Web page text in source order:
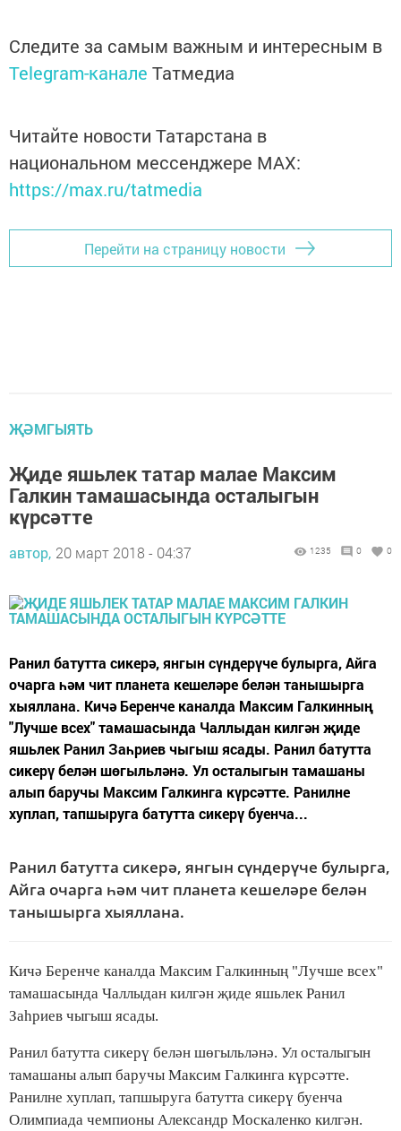
Следите за самым важным и интересным в
Telegram-канале Татмедиа
Читайте новости Татарстана в
национальном мессенджере MАХ:
https://max.ru/tatmedia
Перейти на страницу новости
ҖӘМГЫЯТЬ
Җиде яшьлек татар малае Максим
Галкин тамашасында осталыгын
күрсәтте
автор, 20 март 2018 - 04:37 1235 0 0
Ранил батутта сикерә, янгын сүндерүче булырга, Айга
очарга һәм чит планета кешеләре белән танышырга
хыяллана. Кичә Беренче каналда Максим Галкинның
"Лучше всех" тамашасында Чаллыдан килгән җиде
яшьлек Ранил Заһриев чыгыш ясады. Ранил батутта
сикерү белән шөгыльләнә. Ул осталыгын тамашаны
алып баручы Максим Галкинга күрсәтте. Ранилне
хуплап, тапшыруга батутта сикерү буенча...
Ранил батутта сикерә, янгын сүндерүче булырга,
Айга очарга һәм чит планета кешеләре белән
танышырга хыяллана.
Кичә Беренче каналда Максим Галкинның "Лучше всех"
тамашасында Чаллыдан килгән җиде яшьлек Ранил
Заһриев чыгыш ясады.
Ранил батутта сикерү белән шөгыльләнә. Ул осталыгын
тамашаны алып баручы Максим Галкинга күрсәтте.
Ранилне хуплап, тапшыруга батутта сикерү буенча
Олимпиада чемпионы Александр Москаленко килгән.